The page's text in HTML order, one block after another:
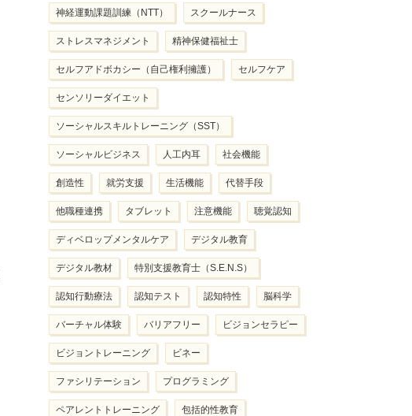
神経運動課題訓練（NTT） スクールナース
ストレスマネジメント 精神保健福祉士
セルフアドボカシー（自己権利擁護） セルフケア
センソリーダイエット
ソーシャルスキルトレーニング（SST）
ソーシャルビジネス 人工内耳 社会機能
創造性 就労支援 生活機能 代替手段
他職種連携 タブレット 注意機能 聴覚認知
ディベロップメンタルケア デジタル教育
デジタル教材 特別支援教育士（S.E.N.S）
認知行動療法 認知テスト 認知特性 脳科学
バーチャル体験 バリアフリー ビジョンセラピー
ビジョントレーニング ビネー
ファシリテーション プログラミング
ペアレントトレーニング 包括的性教育